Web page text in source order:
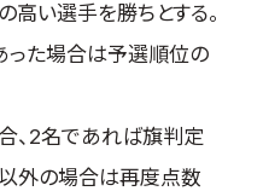
い選手を勝ちとする。
った場合は予選順位の
、2名であれば旗判定
以外の場合は再度点数